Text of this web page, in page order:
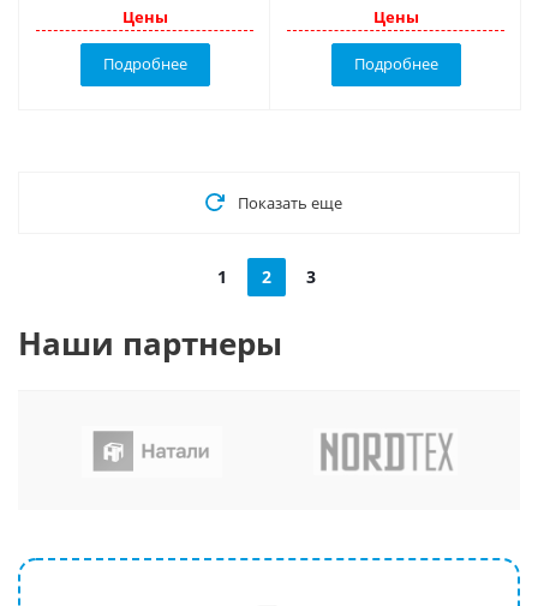
Цены
Подробнее
Цены
Подробнее
Показать еще
1 2 3
Наши партнеры